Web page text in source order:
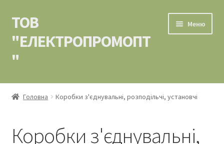
Перейти
до
навігації
Перейти
до
вмісту
ТОВ
"ЕЛЕКТРОПРОМОПТ
"
Меню
Головна
Кошик
Головна Коробки з'єднувальні, розподільчі, установчі
Коробки з'єднувальні,